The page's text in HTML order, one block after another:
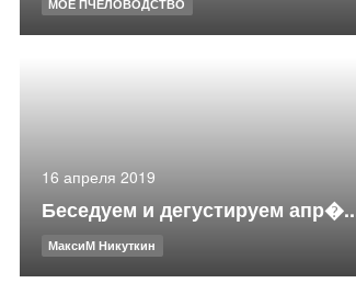
МОЁ ПЧЕЛОВОДСТВО
16 апреля 2019
Беседуем и дегустируем
МаксиМ Никуткин